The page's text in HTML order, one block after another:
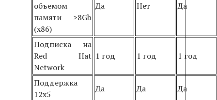
объемом
памяти >8Gb
(x86)
Да Нет Да
Подписка на
Red Hat
Network
1 год 1 год 1 год
Поддержка
12х5
Да Да
Да